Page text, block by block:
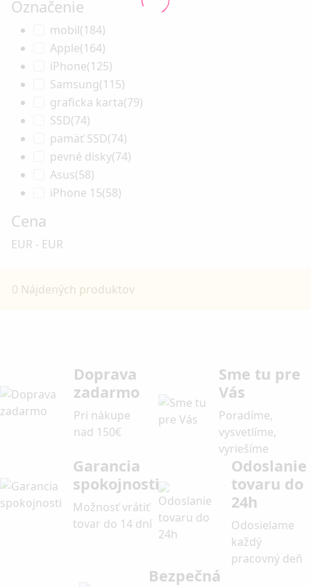
Označenie
mobil(184)
Apple(164)
iPhone(125)
Samsung(115)
graficka karta(79)
SSD(74)
pamäť SSD(74)
pevné disky(74)
Asus(58)
iPhone 15(58)
Cena
EUR - EUR
0 Nájdených produktov
Doprava
zadarmo
Pri nákupe
nad 150€
Sme tu pre
Vás
Poradíme,
vysvetlíme,
vyriešíme
Garancia
spokojnosti
Možnosť vrátiť
tovar do 14 dní
Odoslanie
tovaru do
24h
Odosielame
každý
pracovný deň
Bezpečná